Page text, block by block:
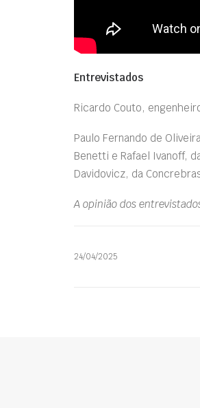
Entrevistados
Ricardo Couto,
Paulo Fernando de
Benetti e Rafael Ivanoff,
Davidovicz, da
A opinião dos
24/04/2025